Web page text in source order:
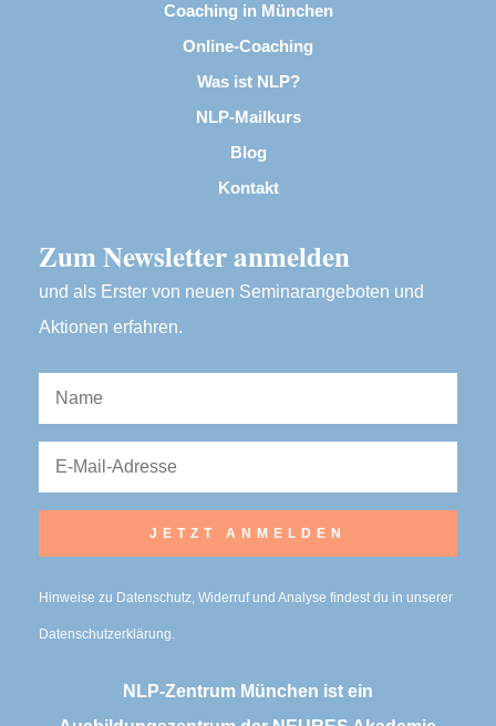
Coaching in München
Online-Coaching
Was ist NLP?
NLP-Mailkurs
Blog
Kontakt
Zum Newsletter anmelden
und als Erster von neuen Seminarangeboten und
Aktionen erfahren.
JETZT ANMELDEN
Hinweise zu Datenschutz, Widerruf und Analyse findest du in unserer
Datenschutzerklärung.
NLP-Zentrum München ist ein